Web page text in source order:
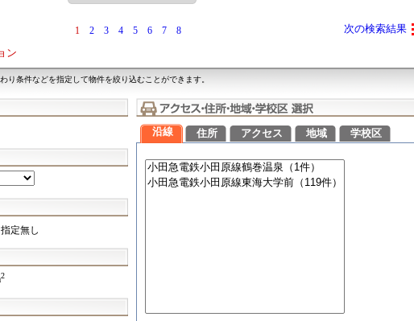
1 2 3 4 5 6 7 8 次の検索結果
ン
り条件などを指定して物件を絞り込むことができます。
指定無し
2
沿線 住所 アクセス 地域 学校区